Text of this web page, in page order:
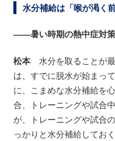
水分補給は「喉が渇く
――暑い時期の熱中症対策
松本 水分を取ることが
は、すでに脱水が始まっ
に、こまめな水分補給を
合、トレーニングや試合
が、トレーニングや試合
っかりと水分補給してお